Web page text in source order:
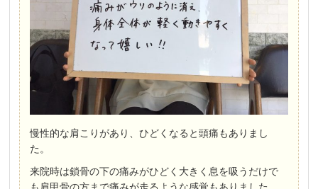
慢性的な肩こりがあり、ひどくなると頭痛もありまし
た。
来院時は鎖骨の下の痛みがひどく大きく息を吸うだけで